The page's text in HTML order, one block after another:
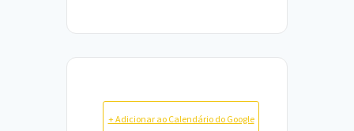
+ Adicionar ao Calendário do Google